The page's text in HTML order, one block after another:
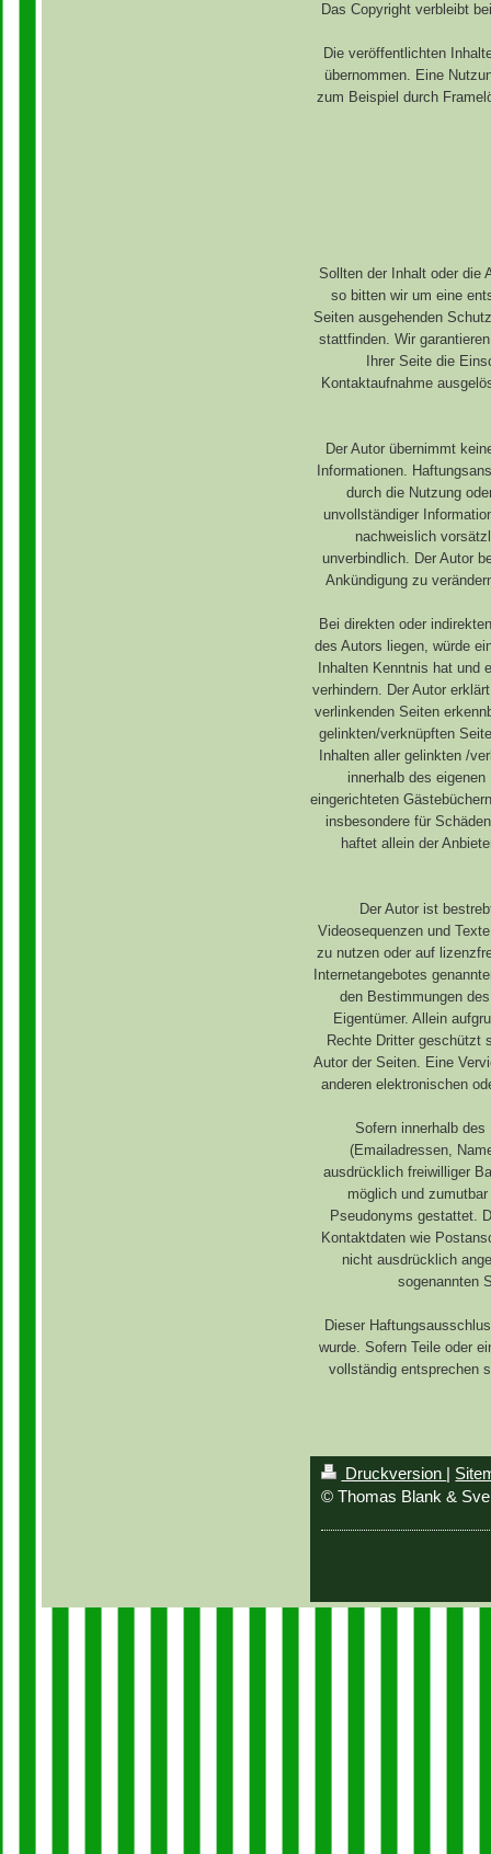
Das Copyright verbleibt
Die veröffentlichten
übernommen. Eine
zum Beispiel durch
Sollten der Inhalt oder die
so bitten wir um eine
Seiten ausgehenden
stattfinden. Wir
Ihrer Seite die
Kontaktaufnahme
Der Autor übernimmt
Informationen.
durch die Nutzung
unvollständiger
nachweislich
unverbindlich. Der Autor
Ankündigung zu
Bei direkten oder
des Autors liegen, würde
Inhalten Kenntnis hat
verhindern. Der Autor
verlinkenden Seiten
gelinkten/verknüpften
Inhalten aller gelinkten /
innerhalb des
eingerichteten
insbesondere für
haftet allein der
Der Autor ist
Videosequenzen und
zu nutzen oder auf
Internetangebotes
den Bestimmungen
Eigentümer. Allein
Rechte Dritter geschützt
Autor der Seiten. Eine
anderen elektronischen
Sofern innerhalb
(Emailadressen,
ausdrücklich freiwilliger
möglich und
Pseudonyms gestattet.
Kontaktdaten wie
nicht ausdrücklich
sogenannten
Dieser
wurde. Sofern Teile oder
vollständig entsprechen
Druckversion |
© Thomas Blank &